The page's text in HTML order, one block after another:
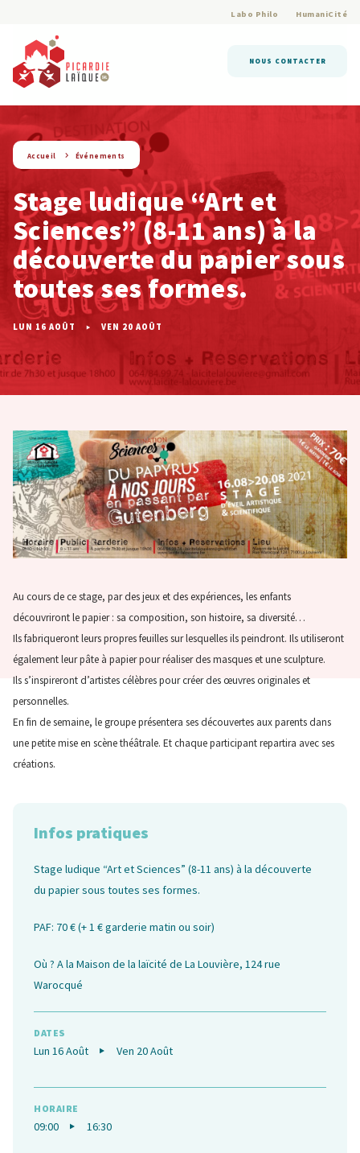
Labo Philo HumaniCité
NOUS CONTACTER
Accueil Événements
Stage ludique “Art et
Sciences” (8-11 ans) à la
découverte du papier sous
toutes ses formes.
LUN 16 AOÛT VEN 20 AOÛT
Au cours de ce stage, par des jeux et des expériences, les enfants
découvriront le papier : sa composition, son histoire, sa diversité…
Ils fabriqueront leurs propres feuilles sur lesquelles ils peindront. Ils utiliseront
également leur pâte à papier pour réaliser des masques et une sculpture.
Ils s’inspireront d’artistes célèbres pour créer des œuvres originales et
personnelles.
En fin de semaine, le groupe présentera ses découvertes aux parents dans
une petite mise en scène théâtrale. Et chaque participant repartira avec ses
créations.
Infos pratiques
Stage ludique “Art et Sciences” (8-11 ans) à la découverte
du papier sous toutes ses formes.
PAF: 70 € (+ 1 € garderie matin ou soir)
Où ? A la Maison de la laïcité de La Louvière, 124 rue
Warocqué
DATES
Lun 16 Août Ven 20 Août
HORAIRE
09:00 16:30